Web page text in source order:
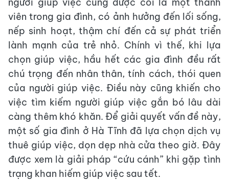
viên trong gia đình, có ảnh hưởng đến lối sống,
nếp sinh hoạt, thậm chí đến cả sự phát triển
lành mạnh của trẻ nhỏ. Chính vì thế, khi lựa
chọn giúp việc, hầu hết các gia đình đều rất
chú trọng đến nhân thân, tính cách, thói quen
của người giúp việc. Điều này cũng khiến cho
việc tìm kiếm người giúp việc gắn bó lâu dài
càng thêm khó khăn. Để giải quyết vấn đề này,
một số gia đình ở Hà Tĩnh đã lựa chọn dịch vụ
thuê giúp việc, dọn dẹp nhà cửa theo giờ. Đây
được xem là giải pháp “cứu cánh” khi gặp tình
trạng khan hiếm giúp việc sau tết.